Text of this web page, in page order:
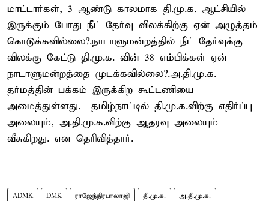
மாட்டார்கள், 3 ஆண்டு காலமாக தி.மு.க. ஆட்சியில்
இருக்கும் போது நீட் தேர்வு விலக்கிற்கு ஏன் அழுத்தம்
கொடுக்கவில்லை?.நாடாளுமன்றத்தில் நீட் தேர்வுக்கு
விலக்கு கேட்டு தி.மு.க. வின் 38 எம்பிக்கள் ஏன்
நாடாளுமன்றத்தை முடக்கவில்லை?.அ.தி.மு.க.
தர்மத்தின் பக்கம் இருக்கிற கூட்டணியை
அமைத்துள்ளது. தமிழ்நாட்டில் தி.மு.க.விற்கு எதிர்ப்பு
அலையும், அ.தி.மு.க.விற்கு ஆதரவு அலையும்
வீசுகிறது. என தெரிவித்தார்.
ADMK DMK ராஜேந்திரபாலாஜி தி.மு.க. அ.தி.மு.க.